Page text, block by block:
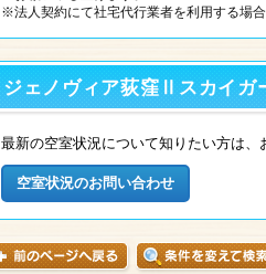
※法人契約にて社宅代行業者を利用する場
ジェノヴィア荻窪Ⅱスカイガ
最新の空室状況について知りたい方は